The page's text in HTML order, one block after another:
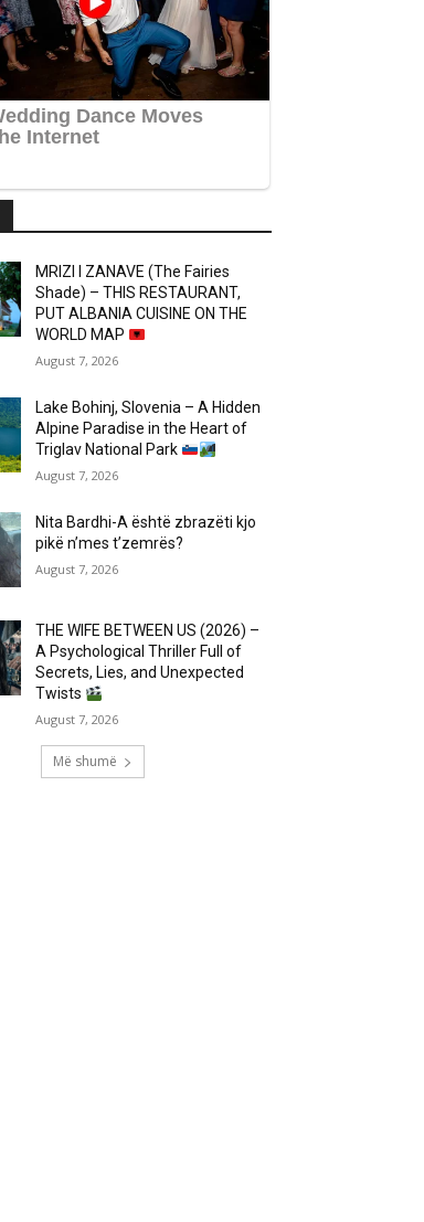
MRIZI I ZANAVE (The Fairies
Shade) – THIS RESTAURANT,
PUT ALBANIA CUISINE ON THE
WORLD MAP
August 7, 2026
Lake Bohinj, Slovenia – A Hidden
Alpine Paradise in the Heart of
Triglav National Park
August 7, 2026
Nita Bardhi-A është zbrazëti kjo
pikë n’mes t’zemrës?
August 7, 2026
THE WIFE BETWEEN US (2026) –
A Psychological Thriller Full of
Secrets, Lies, and Unexpected
Twists
August 7, 2026
Më shumë